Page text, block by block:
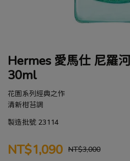
Hermes 愛馬仕 尼羅
30ml
花園系列經典之作
清新柑苔調
製造批號 23114
NT$1,090 NT$3,000